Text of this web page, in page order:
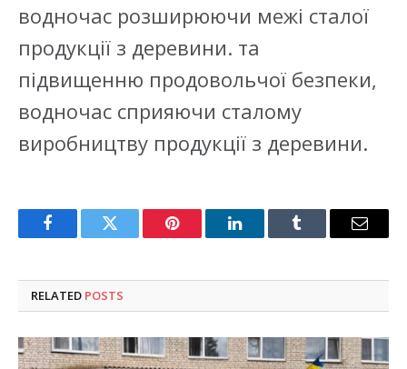
водночас розширюючи межі сталої
продукції з деревини. та
підвищенню продовольчої безпеки,
водночас сприяючи сталому
виробництву продукції з деревини.
FacebookTwitter Pinterest LinkedInTumblr Email
RELATED POSTS